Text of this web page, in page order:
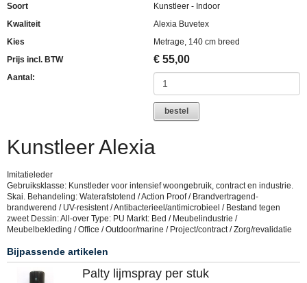
Soort
Kunstleer - Indoor
Kwaliteit
Alexia Buvetex
Kies
Metrage, 140 cm breed
Prijs incl. BTW
€ 55,00
Aantal:
bestel
Kunstleer Alexia
Imitatieleder
Gebruiksklasse: Kunstleder voor intensief woongebruik, contract en industrie.
Skai. Behandeling: Waterafstotend / Action Proof / Brandvertragend-
brandwerend / UV-resistent / Antibacterieel/antimicrobieel / Bestand tegen
zweet Dessin: All-over Type: PU Markt: Bed / Meubelindustrie /
Meubelbekleding / Office / Outdoor/marine / Project/contract / Zorg/revalidatie
Bijpassende artikelen
Palty lijmspray per stuk